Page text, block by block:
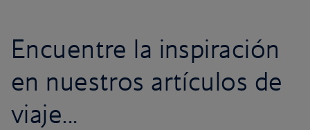
Encuentre la inspiración
en nuestros artículos de
viaje...